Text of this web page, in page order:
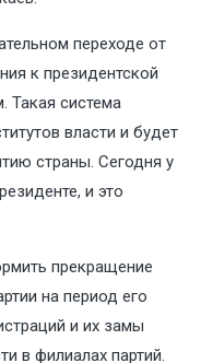
переходе от
к президентской
Такая система
власти и будет
страны. Сегодня у
и это
прекращение
на период его
и их замы
в филиалах партий.